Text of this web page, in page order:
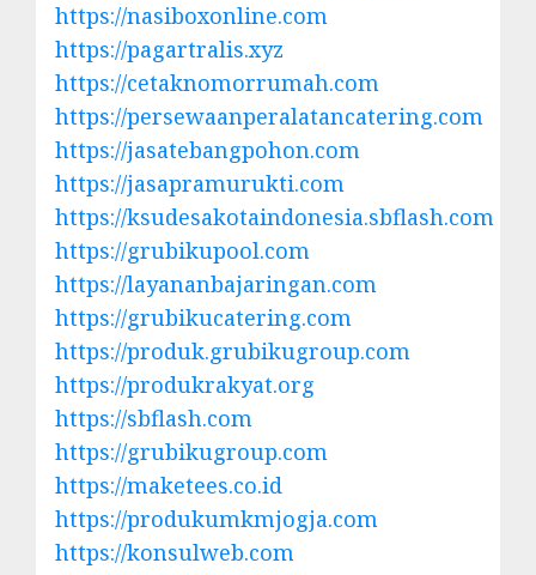
https://nasiboxonline.com
https://pagartralis.xyz
https://cetaknomorrumah.com
https://persewaanperalatancatering.com
https://jasatebangpohon.com
https://jasapramurukti.com
https://ksudesakotaindonesia.sbflash.com
https://grubikupool.com
https://layananbajaringan.com
https://grubikucatering.com
https://produk.grubikugroup.com
https://produkrakyat.org
https://sbflash.com
https://grubikugroup.com
https://maketees.co.id
https://produkumkmjogja.com
https://konsulweb.com